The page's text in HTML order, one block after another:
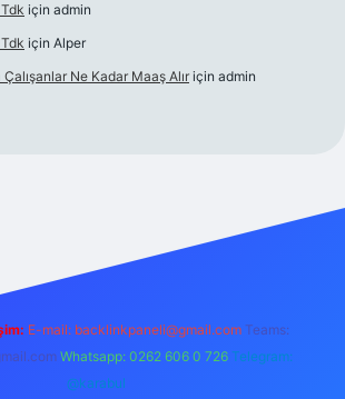
için admin
için Alper
Ne Kadar Maaş Alır için admin
E-mail: backlinkpaneli@gmail.com Teams:
Whatsapp: 0262 606 0 726 Telegram:
@karabul